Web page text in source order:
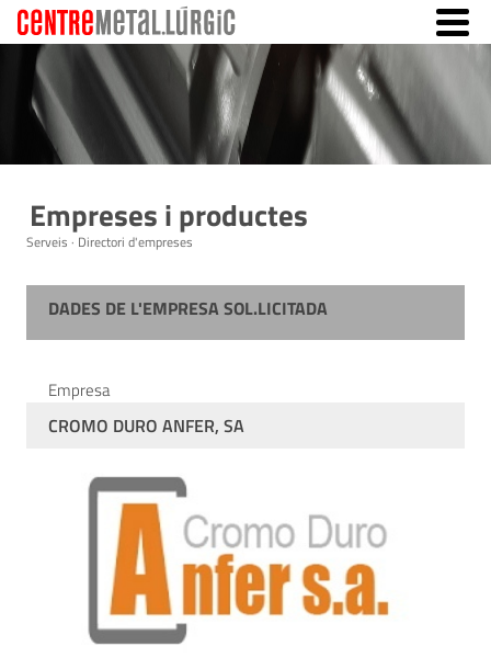
Empreses i productes
Serveis · Directori d'empreses
DADES DE L'EMPRESA SOL.LICITADA
Empresa
CROMO DURO ANFER, SA